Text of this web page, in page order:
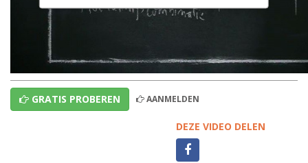
GRATIS PROBEREN AANMELDEN
DEZE VIDEO DELEN